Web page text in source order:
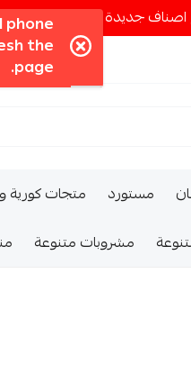
مستورد
متجات كورية
مشروبات متنوعة